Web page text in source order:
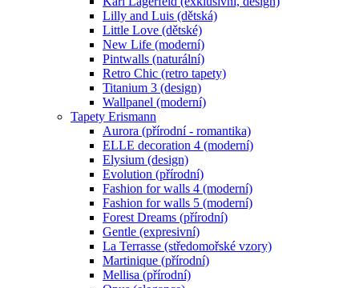
Lilly and Luis (dětská)
Little Love (dětské)
New Life (moderní)
Pintwalls (naturální)
Retro Chic (retro tapety)
Titanium 3 (design)
Wallpanel (moderní)
Tapety Erismann
Aurora (přírodní - romantika)
ELLE decoration 4 (moderní)
Elysium (design)
Evolution (přírodní)
Fashion for walls 4 (moderní)
Fashion for walls 5 (moderní)
Forest Dreams (přírodní)
Gentle (expresivní)
La Terrasse (středomořské vzory)
Martinique (přírodní)
Mellisa (přírodní)